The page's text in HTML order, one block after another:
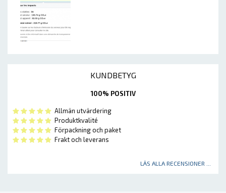
KUNDBETYG
100% POSITIV
Allmän utvärdering
Produktkvalité
Förpackning och paket
Frakt och leverans
LÄS ALLA RECENSIONER ...